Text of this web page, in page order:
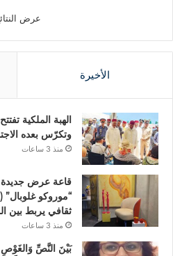
عرض
الأخيرة
الهبة الملكية
وتكرّس بعده
منذ 3 ساعات
قاعة عرض جديدة
ثقافي يربط بين
منذ 3 ساعات